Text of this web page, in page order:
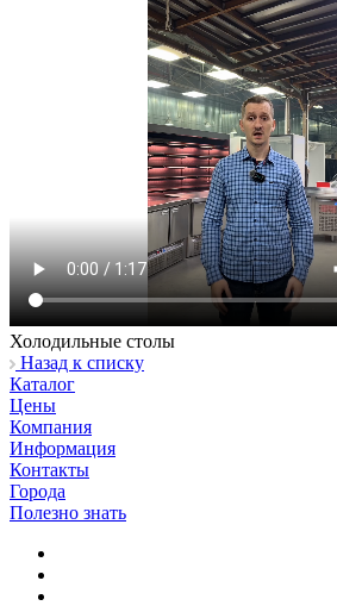
Холодильные столы
Назад к списку
Каталог
Цены
Компания
Информация
Контакты
Города
Полезно знать